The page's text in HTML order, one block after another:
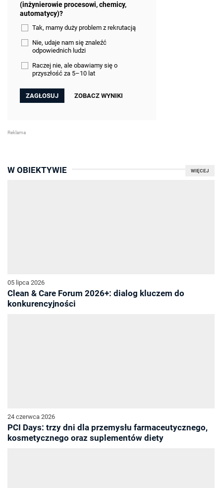
(inżynierowie procesowi, chemicy,
automatycy)?
Tak, mamy duży problem z rekrutacją
Nie, udaje nam się znaleźć
odpowiednich ludzi
Raczej nie, ale obawiamy się o
przyszłość za 5–10 lat
ZOBACZ WYNIKI
WIĘCEJ
W OBIEKTYWIE
05 lipca 2026
Clean & Care Forum 2026+: dialog kluczem do
konkurencyjności
24 czerwca 2026
PCI Days: trzy dni dla przemysłu farmaceutycznego,
kosmetycznego oraz suplementów diety